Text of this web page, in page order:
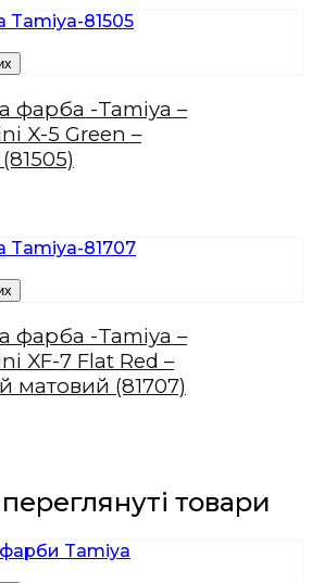
фарба -Tamiya –
X-5 Green –
фарба -Tamiya –
XF-7 Flat Red –
матовий (81707)
товари